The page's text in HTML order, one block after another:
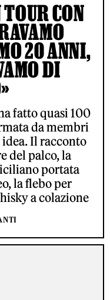
CON
20 ANNI,
DI
fatto quasi 100
da membri
Il racconto
del palco, la
portata
la flebo per
a colazione